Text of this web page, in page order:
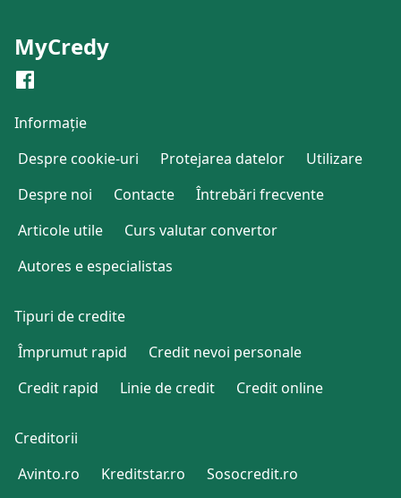
MyCredy
Informație
Despre cookie-uri
Protejarea datelor
Utilizare
Despre noi
Contacte
Întrebări frecvente
Articole utile
Curs valutar convertor
Autores e especialistas
Tipuri de credite
Împrumut rapid
Credit nevoi personale
Credit rapid
Linie de credit Credit online
Creditorii
Avinto.ro
Kreditstar.ro Sosocredit.ro